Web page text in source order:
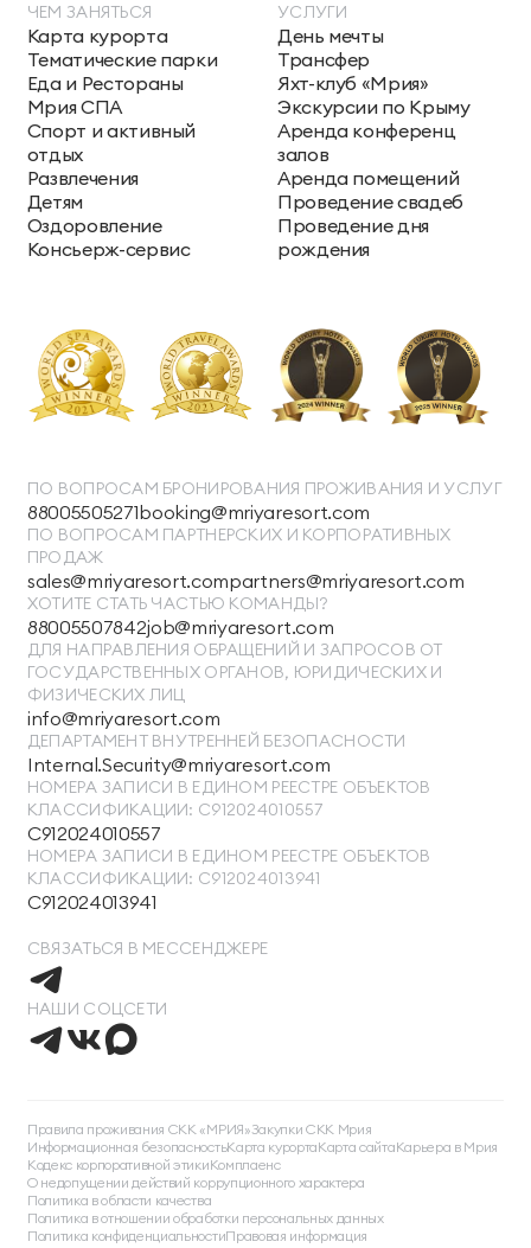
ДОПОЛНИТЕЛЬНЫЙ ТЕЛЕФОН ДЛЯ СВЯЗИ
+74991107964
СВЯЗАТЬСЯ В МЕССЕНДЖЕРЕ
ЧЕМ ЗАНЯТЬСЯ
Карта курорта
Тематические парки
Еда и Рестораны
Мрия СПА
Спорт и активный
отдых
Развлечения
Детям
Оздоровление
Консьерж-сервис
УСЛУГИ
День мечты
Трансфер
Яхт-клуб «Мрия»
Экскурсии по Крыму
Аренда конференц
залов
Аренда помещений
Проведение свадеб
Проведение дня
рождения
ПО ВОПРОСАМ БРОНИРОВАНИЯ ПРОЖИВАНИЯ И УСЛУГ
88005505271booking@mriyaresort.com
ПО ВОПРОСАМ ПАРТНЕРСКИХ И КОРПОРАТИВНЫХ
ПРОДАЖ
sales@mriyaresort.compartners@mriyaresort.com
ХОТИТЕ СТАТЬ ЧАСТЬЮ КОМАНДЫ?
88005507842job@mriyaresort.com
ДЛЯ НАПРАВЛЕНИЯ ОБРАЩЕНИЙ И ЗАПРОСОВ ОТ
ГОСУДАРСТВЕННЫХ ОРГАНОВ, ЮРИДИЧЕСКИХ И
ФИЗИЧЕСКИХ ЛИЦ
info@mriyaresort.com
ДЕПАРТАМЕНТ ВНУТРЕННЕЙ БЕЗОПАСНОСТИ
Internal.Security@mriyaresort.com
НОМЕРА ЗАПИСИ В ЕДИНОМ РЕЕСТРЕ ОБЪЕКТОВ
КЛАССИФИКАЦИИ: С912024010557
С912024010557
НОМЕРА ЗАПИСИ В ЕДИНОМ РЕЕСТРЕ ОБЪЕКТОВ
КЛАССИФИКАЦИИ: С912024013941
С912024013941
СВЯЗАТЬСЯ В МЕССЕНДЖЕРЕ
НАШИ СОЦСЕТИ
Правила проживания СКК «МРИЯ»Закупки СКК Мрия
Информационная безопасностьКарта курортаКарта сайтаКарьера в Мрия
Кодекс корпоративной этикиКомплаенс
О недопущении действий коррупционного характера
Политика в области качества
Политика в отношении обработки персональных данных
Политика конфиденциальностиПравовая информация